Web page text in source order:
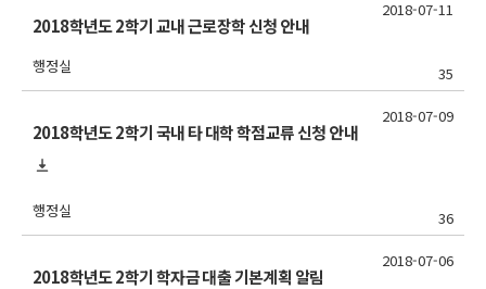
2018학년도 2학기 교내 근로장학 신청 안내
행정실 35
2018-07-11
2018학년도 2학기 국내 타 대학 학점교류 신청 안내
행정실 36
2018-07-09
2018학년도 2학기 학자금 대출 기본계획 알림
2018-07-06